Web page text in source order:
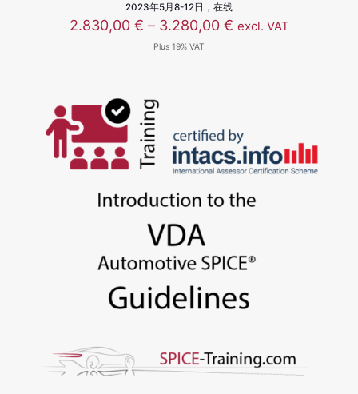
2023年5月8-12日，在线
2.830,00 € – 3.280,00 €价
excl. VAT
Plus 19% VAT